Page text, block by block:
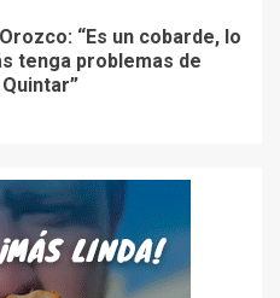
“Es un cobarde, lo
tenga problemas de